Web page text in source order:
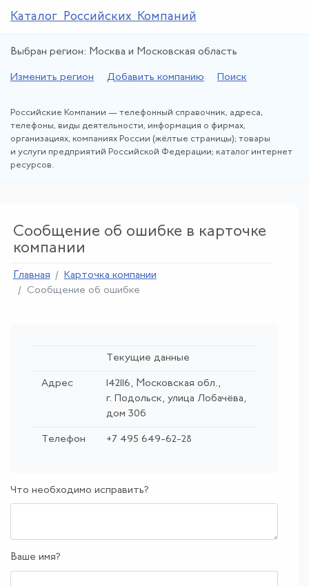
Каталог Российских Компаний
Выбран регион: Москва и Московская область
Изменить регион Добавить компанию Поиск
Российские Компании — телефонный справочник, адреса,
телефоны, виды деятельности, информация о фирмах,
организациях, компаниях России (жёлтые страницы); товары
и услуги предприятий Российской Федерации; каталог интернет
ресурсов.
Сообщение об ошибке в карточке
компании
Главная
Карточка компании
Сообщение об ошибке
Текущие данные
Адрес
142116, Московская обл.,
г. Подольск, улица Лобачёва,
дом 30б
Телефон +7 495 649-62-28
Что необходимо исправить?
Ваше имя?